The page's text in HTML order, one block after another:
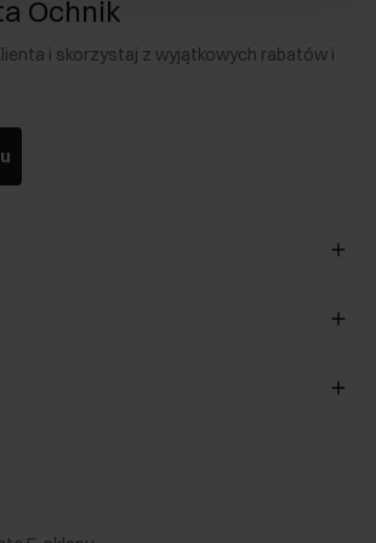
Ochnik
i skorzystaj z wyjątkowych rabatów i
firm